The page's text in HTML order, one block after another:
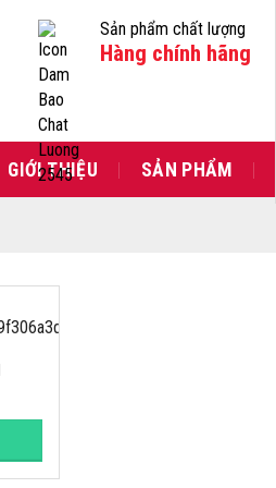
Sản phẩm chất lượng
Hàng chính hãng
GIỚI THIỆU SẢN PHẨM